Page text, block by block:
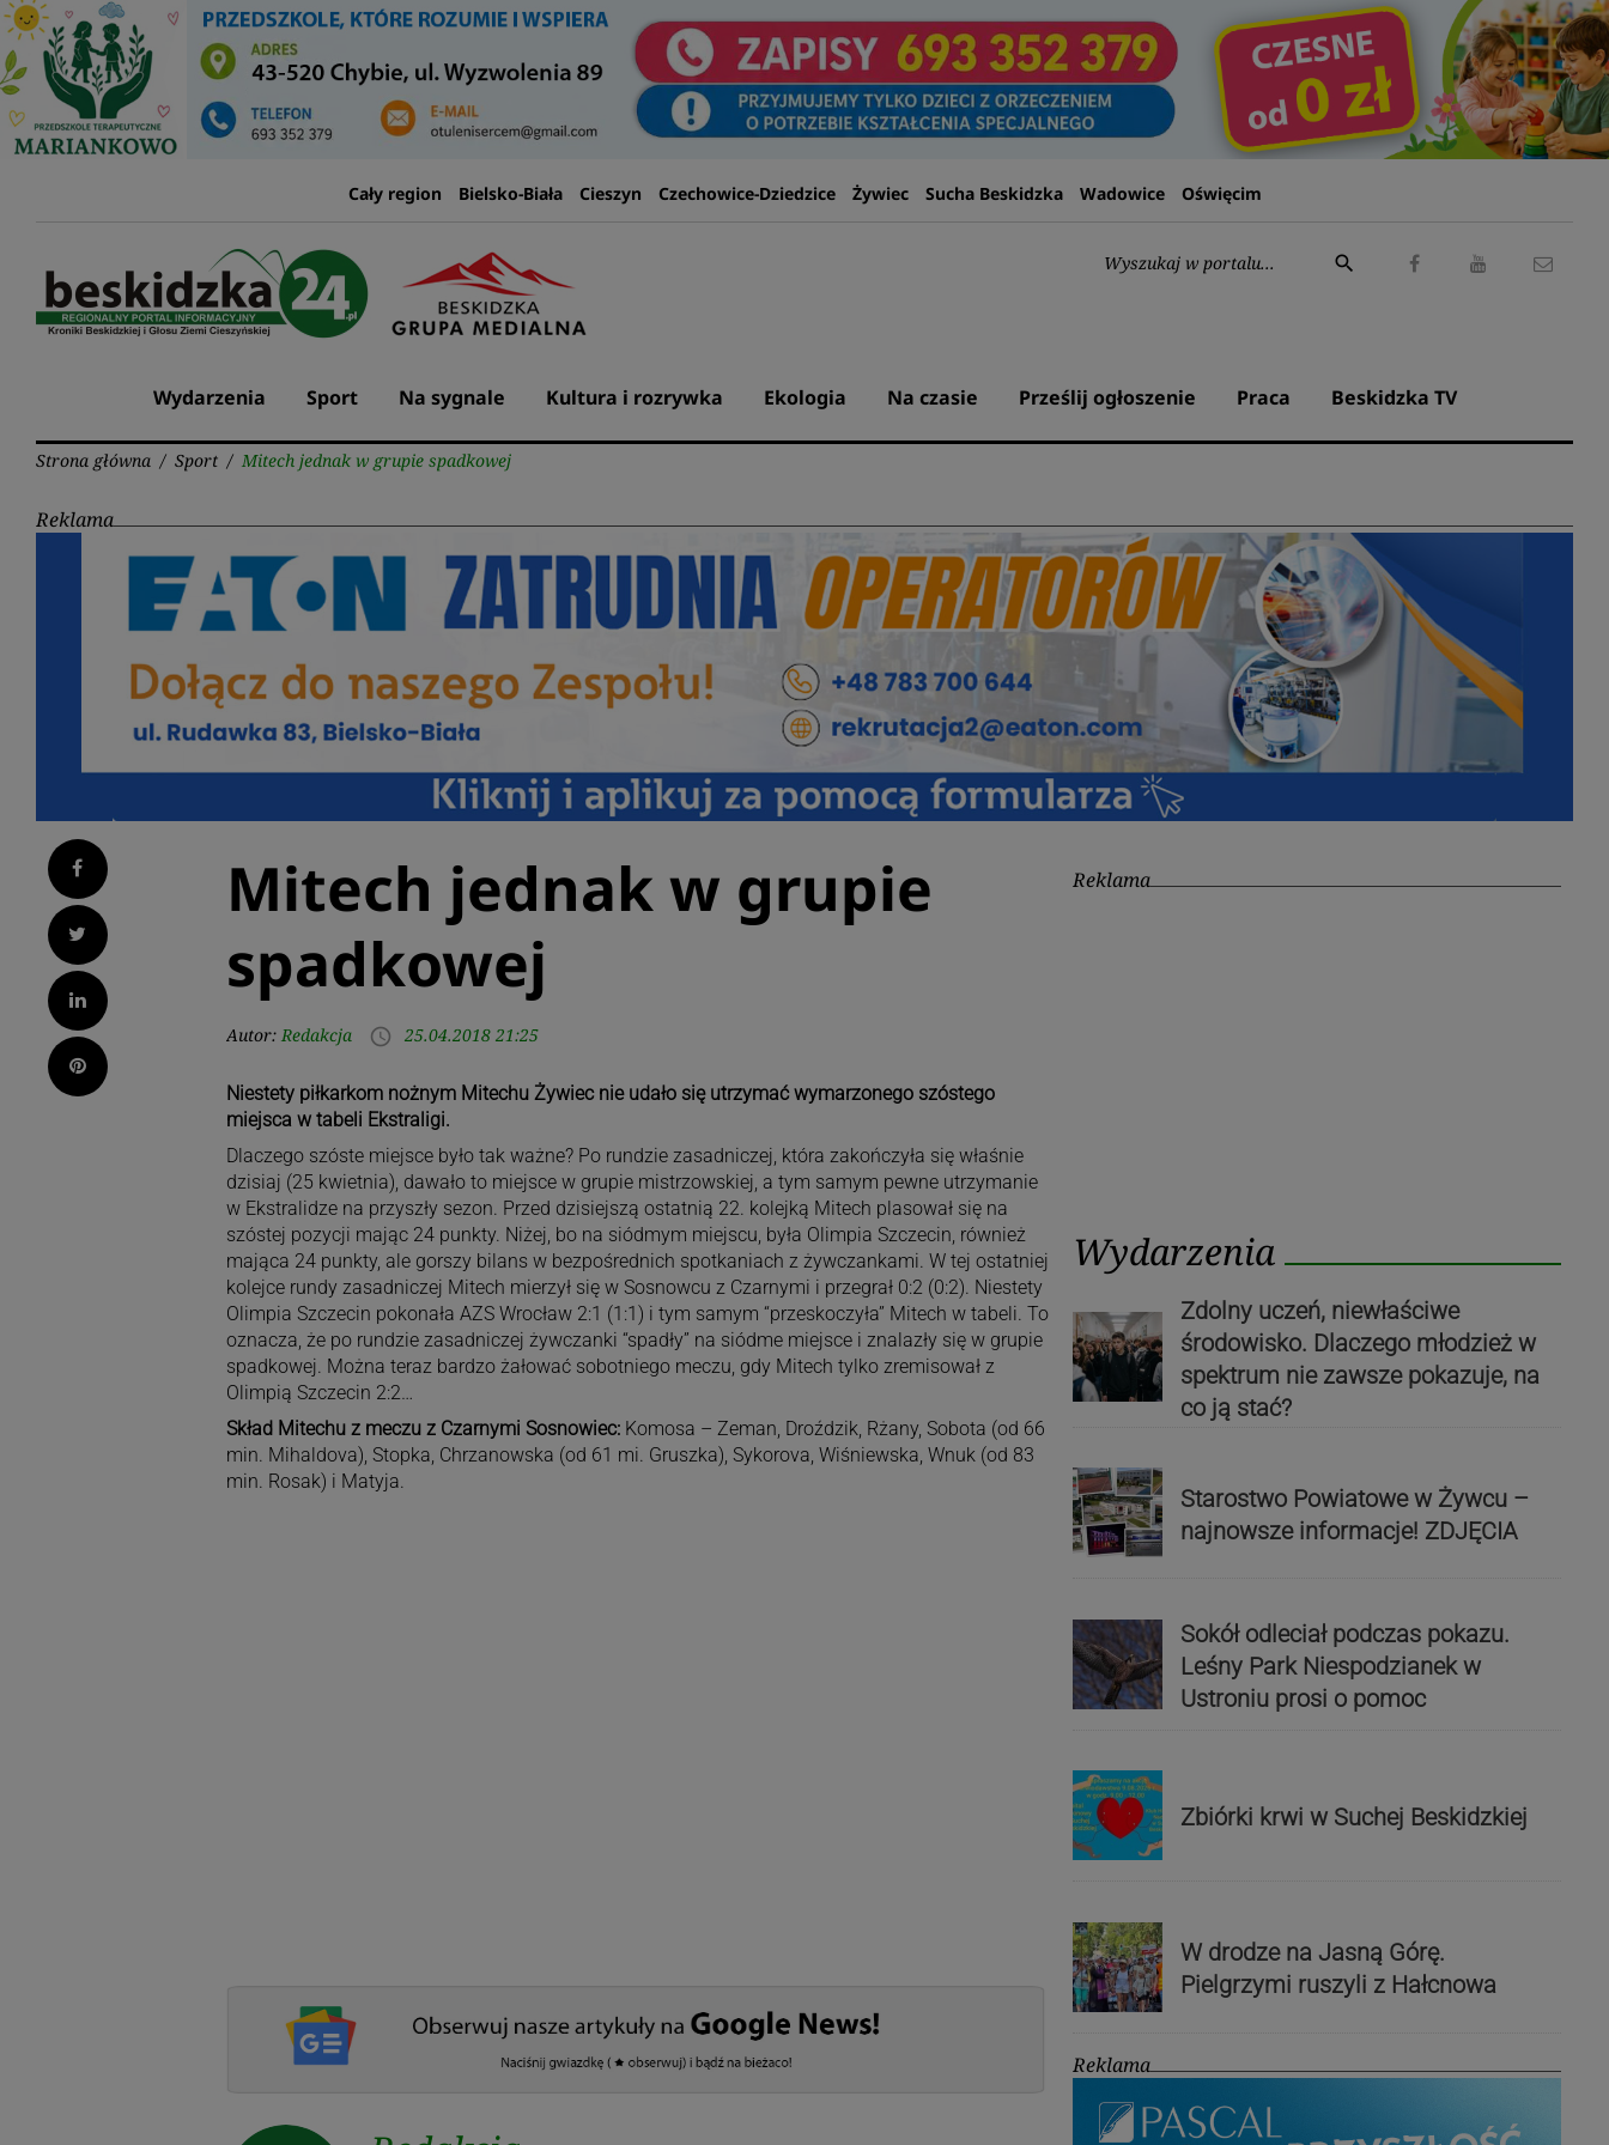
Przejdź
do
treści
Cały region Bielsko-Biała Cieszyn Czechowice-Dziedzice Żywiec Sucha Beskidzka Wadowice Oświęcim
Wyszukaj:
search
Wydarzenia Sport Na sygnale Kultura i rozrywka Ekologia Na czasie Prześlij ogłoszenie Praca Beskidzka TV
Strona główna / Sport / Mitech jednak w grupie spadkowej
Reklama
Facebook
Twitter
LinkedIn
Pinterest
Mitech jednak w grupie
spadkowej
Autor: Redakcja access_time 25.04.2018 21:25
Niestety piłkarkom nożnym Mitechu Żywiec nie udało się utrzymać wymarzonego szóstego
miejsca w tabeli Ekstraligi.
Dlaczego szóste miejsce było tak ważne? Po rundzie zasadniczej, która zakończyła się właśnie
dzisiaj (25 kwietnia), dawało to miejsce w grupie mistrzowskiej, a tym samym pewne utrzymanie
w Ekstralidze na przyszły sezon. Przed dzisiejszą ostatnią 22. kolejką Mitech plasował się na
szóstej pozycji mając 24 punkty. Niżej, bo na siódmym miejscu, była Olimpia Szczecin, również
mająca 24 punkty, ale gorszy bilans w bezpośrednich spotkaniach z żywczankami. W tej ostatniej
kolejce rundy zasadniczej Mitech mierzył się w Sosnowcu z Czarnymi i przegrał 0:2 (0:2). Niestety
Olimpia Szczecin pokonała AZS Wrocław 2:1 (1:1) i tym samym “przeskoczyła” Mitech w tabeli. To
oznacza, że po rundzie zasadniczej żywczanki “spadły” na siódme miejsce i znalazły się w grupie
spadkowej. Można teraz bardzo żałować sobotniego meczu, gdy Mitech tylko zremisował z
Olimpią Szczecin 2:2…
Skład Mitechu z meczu z Czarnymi Sosnowiec:Komosa – Zeman, Droździk, Rżany, Sobota (od 66
min. Mihaldova), Stopka, Chrzanowska (od 61 mi. Gruszka), Sykorova, Wiśniewska, Wnuk (od 83
min. Rosak) i Matyja.
Reklama
Wydarzenia
Zdolny uczeń, niewłaściwe
środowisko. Dlaczego młodzież w
spektrum nie zawsze pokazuje, na
co ją stać?
Starostwo Powiatowe w Żywcu –
najnowsze informacje! ZDJĘCIA
Sokół odleciał podczas pokazu.
Leśny Park Niespodzianek w
Ustroniu prosi o pomoc
Zbiórki krwi w Suchej Beskidzkiej
W drodze na Jasną Górę.
Pielgrzymi ruszyli z Hałcnowa
Reklama